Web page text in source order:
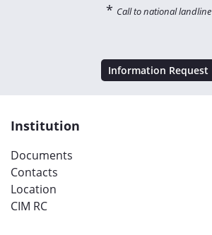
* Call to national landline
Information Request
Institution
Documents
Contacts
Location
CIM RC